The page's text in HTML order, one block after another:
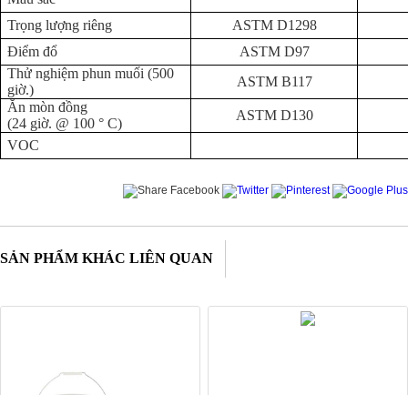
Trọng lượng riêng
ASTM D1298
Điểm đổ
ASTM D97
Thử nghiệm phun muối (500
giờ.)
ASTM B117
Ăn mòn đồng
(24 giờ. @ 100 ° C)
ASTM D130
VOC
SẢN PHẨM KHÁC LIÊN QUAN